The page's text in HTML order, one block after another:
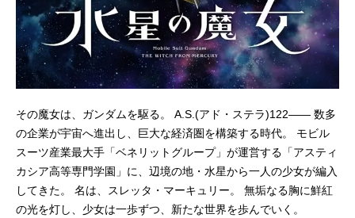
その魔女は、ガンダムを駆る。 A.S.(アド・ステラ)122―― 数多
の企業が宇宙へ進出し、巨大な経済圏を構築する時代。 モビル
スーツ産業最大手「ベネリットグループ」が運営する「アスティ
カシア高等専門学園」に、辺境の地・水星から一人の少女が編入
してきた。 名は、スレッタ・マーキュリー。 無垢なる胸に鮮紅
の光を灯し、少女は一歩ずつ、新たな世界を歩んでいく。